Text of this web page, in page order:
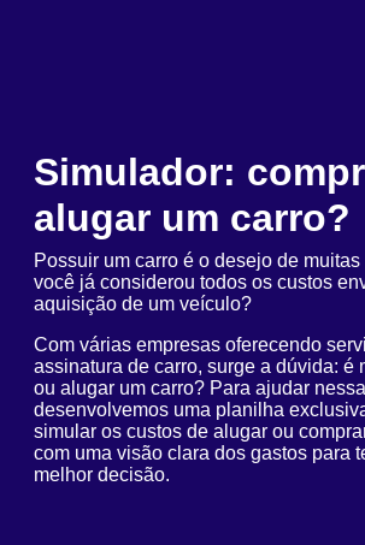
Simulador:
alugar um carro?
Possuir um carro é o desejo de
você já considerou todos os custos
aquisição de um veículo?
Com várias empresas oferecendo
assinatura de carro, surge a dúvida: é
ou alugar um carro? Para ajudar
desenvolvemos uma planilha
simular os custos de alugar ou
com uma visão clara dos gastos para
melhor decisão.